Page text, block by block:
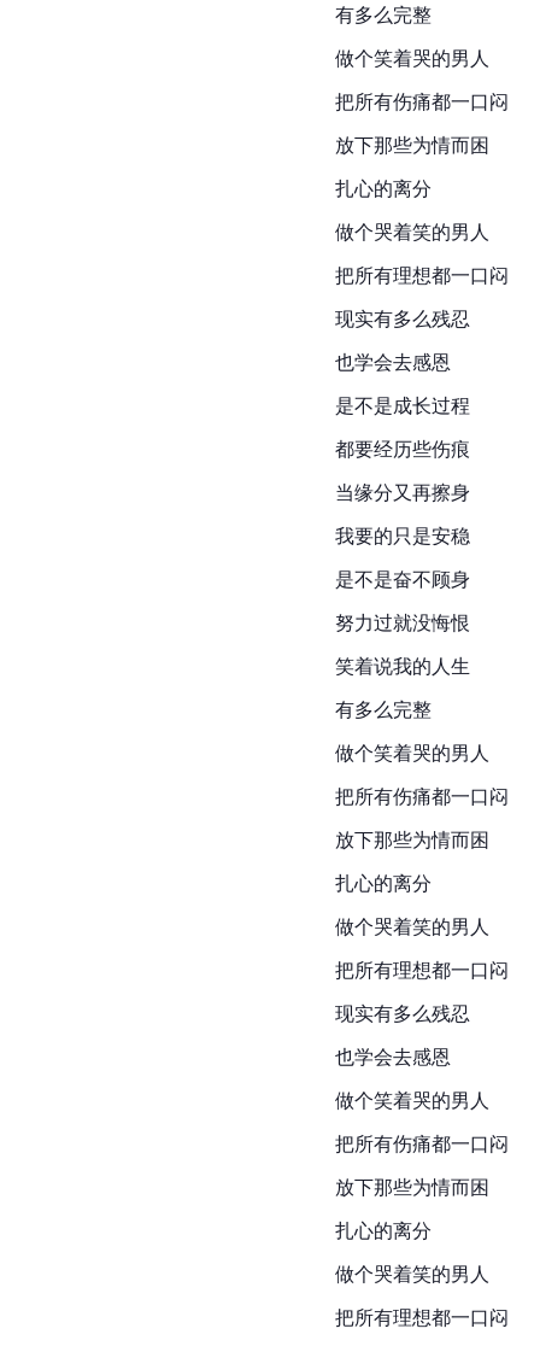
有多么完整
做个笑着哭的男人
把所有伤痛都一口闷
放下那些为情而困
扎心的离分
做个哭着笑的男人
把所有理想都一口闷
现实有多么残忍
也学会去感恩
是不是成长过程
都要经历些伤痕
当缘分又再擦身
我要的只是安稳
是不是奋不顾身
努力过就没悔恨
笑着说我的人生
有多么完整
做个笑着哭的男人
把所有伤痛都一口闷
放下那些为情而困
扎心的离分
做个哭着笑的男人
把所有理想都一口闷
现实有多么残忍
也学会去感恩
做个笑着哭的男人
把所有伤痛都一口闷
放下那些为情而困
扎心的离分
做个哭着笑的男人
把所有理想都一口闷